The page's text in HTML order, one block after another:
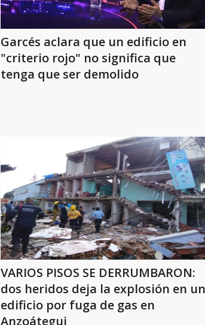
Garcés aclara que un edificio en
"criterio rojo" no significa que
tenga que ser demolido
VARIOS PISOS SE DERRUMBARON:
dos heridos deja la explosión en un
edificio por fuga de gas en
Anzoátegui